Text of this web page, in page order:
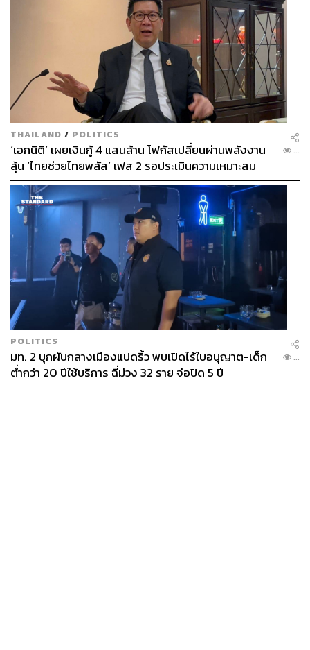
THAILAND / POLITICS
‘เอกนิติ’ เผยเงินกู้ 4 แสนล้าน โฟกัสเปลี่ยนผ่านพลังงาน
ลุ้น ‘ไทยช่วยไทยพลัส’ เฟส 2 รอประเมินความเหมาะสม
...
POLITICS
มท. 2 บุกผับกลางเมืองแปดริ้ว พบเปิดไร้ใบอนุญาต-เด็ก
ต่ำกว่า 20 ปีใช้บริการ ฉี่ม่วง 32 ราย จ่อปิด 5 ปี
...